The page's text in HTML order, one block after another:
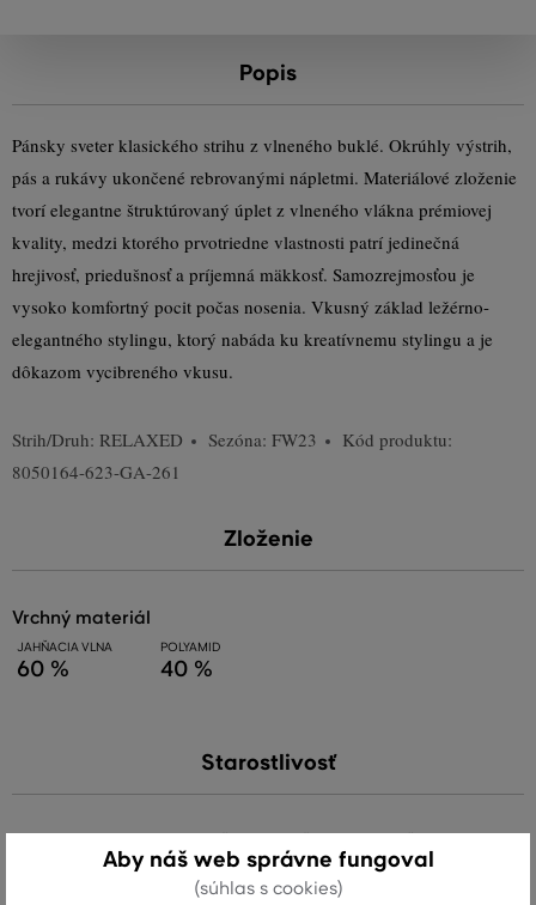
Popis
Pánsky sveter klasického strihu z vlneného buklé. Okrúhly výstrih,
pás a rukávy ukončené rebrovanými nápletmi. Materiálové zloženie
tvorí elegantne štruktúrovaný úplet z vlneného vlákna prémiovej
kvality, medzi ktorého prvotriedne vlastnosti patrí jedinečná
hrejivosť, priedušnosť a príjemná mäkkosť. Samozrejmosťou je
vysoko komfortný pocit počas nosenia. Vkusný základ ležérno-
elegantného stylingu, ktorý nabáda ku kreatívnemu stylingu a je
dôkazom vycibreného vkusu.
Strih/Druh: RELAXED Sezóna: FW23
Kód produktu:
8050164-623-GA-261
Zloženie
vrchný materiál
JAHŇACIA VLNA
60 %
POLYAMID
40 %
Starostlivosť
Aby náš web správne fungoval
(súhlas s cookies)